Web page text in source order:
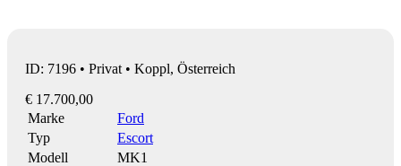
ID: 7196 • Privat • Koppl, Österreich
€ 17.700,00
Marke
Ford
Typ
Escort
Modell
MK1